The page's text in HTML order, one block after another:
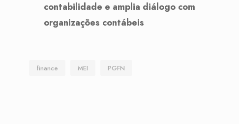
contabilidade e amplia diálogo com
organizações contábeis
finance MEI PGFN